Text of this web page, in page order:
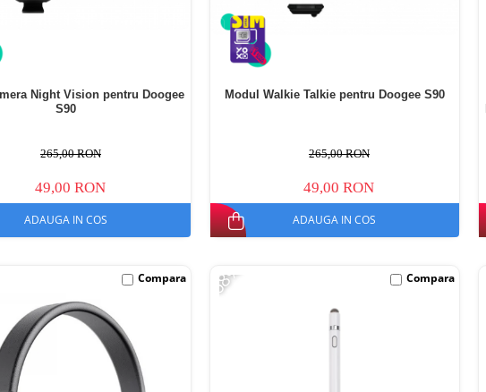
Night Vision pentru Doogee
S90
265,00 RON
49,00 RON
ADAUGA IN COS
Modul Walkie Talkie pentru Doogee S90
265,00 RON
49,00 RON
ADAUGA IN COS
Compara -68% Compara